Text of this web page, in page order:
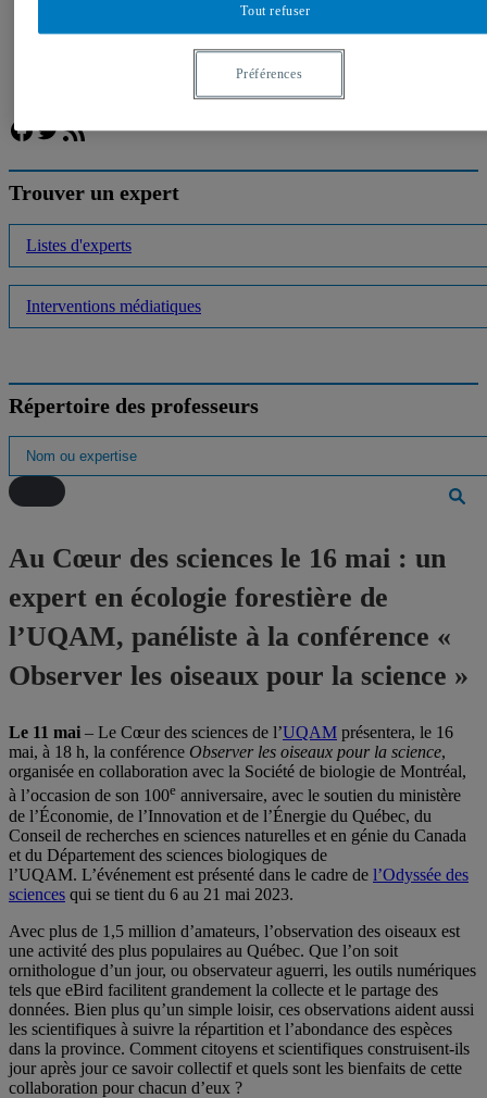
Facebook
Twitter
Flux RSS
Trouver un expert
Listes d'experts
Interventions médiatiques
Répertoire des professeurs
Au Cœur des sciences le 16 mai : un
expert en écologie forestière de
l’UQAM, panéliste à la conférence «
Observer les oiseaux pour la science »
Le 11 mai – Le Cœur des sciences de l’UQAM présentera, le 16
mai, à 18 h, la conférence Observer les oiseaux pour la science,
organisée en collaboration avec la Société de biologie de Montréal,
à l’occasion de son 100e anniversaire, avec le soutien du ministère
de l’Économie, de l’Innovation et de l’Énergie du Québec, du
Conseil de recherches en sciences naturelles et en génie du Canada
et du Département des sciences biologiques de
l’UQAM. L’événement est présenté dans le cadre de l’Odyssée des
sciences qui se tient du 6 au 21 mai 2023.
Avec plus de 1,5 million d’amateurs, l’observation des oiseaux est
une activité des plus populaires au Québec. Que l’on soit
ornithologue d’un jour, ou observateur aguerri, les outils numériques
tels que eBird facilitent grandement la collecte et le partage des
données. Bien plus qu’un simple loisir, ces observations aident aussi
les scientifiques à suivre la répartition et l’abondance des espèces
dans la province. Comment citoyens et scientifiques construisent-ils
jour après jour ce savoir collectif et quels sont les bienfaits de cette
collaboration pour chacun d’eux ?
Tout refuser
Préférences